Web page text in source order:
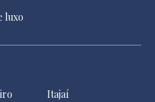
luxo
Itajaí